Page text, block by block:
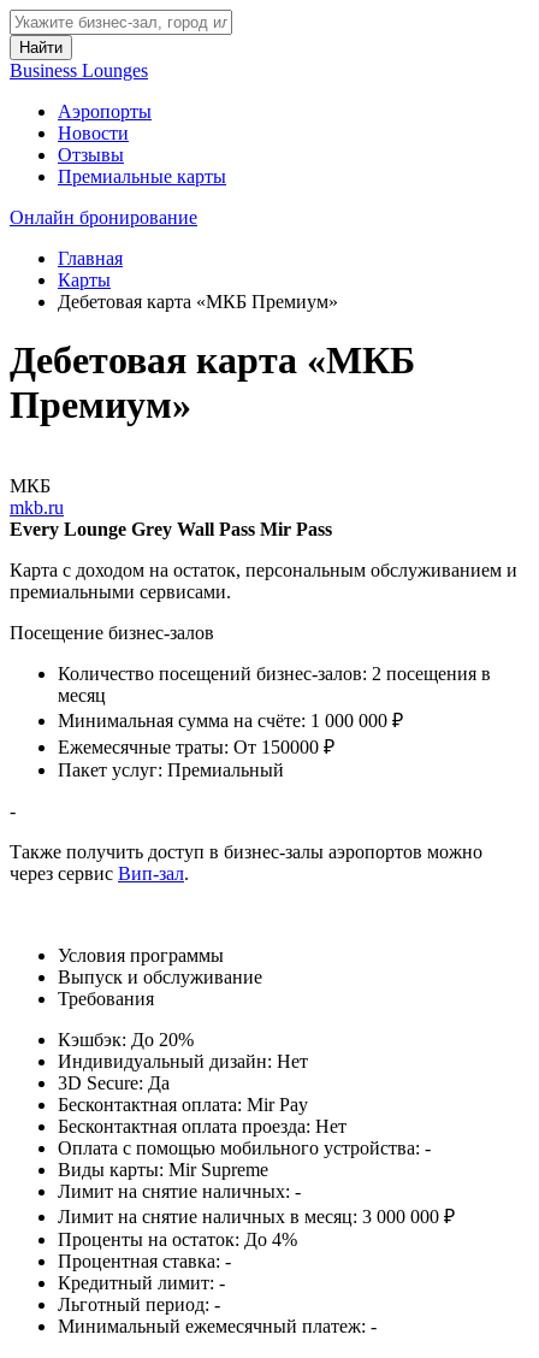
Найти
Business Lounges
Аэропорты
Новости
Отзывы
Премиальные карты
Онлайн бронирование
Главная
Карты
Дебетовая карта «МКБ Премиум»
Дебетовая карта «МКБ
Премиум»
МКБ
mkb.ru
Every Lounge Grey Wall Pass Mir Pass
Карта с доходом на остаток, персональным обслуживанием и
премиальными сервисами.
Посещение бизнес-залов
Количество посещений бизнес-залов: 2 посещения в
месяц
Минимальная сумма на счёте: 1 000 000 ₽
Ежемесячные траты: От 150000 ₽
Пакет услуг: Премиальный
-
Также получить доступ в бизнес-залы аэропортов можно
через сервис Вип-зал.
Условия программы
Выпуск и обслуживание
Требования
Кэшбэк: До 20%
Индивидуальный дизайн: Нет
3D Secure: Да
Бесконтактная оплата: Mir Pay
Бесконтактная оплата проезда: Нет
Оплата с помощью мобильного устройства: -
Виды карты: Mir Supreme
Лимит на снятие наличных: -
Лимит на снятие наличных в месяц: 3 000 000 ₽
Проценты на остаток: До 4%
Процентная ставка: -
Кредитный лимит: -
Льготный период: -
Минимальный ежемесячный платеж: -